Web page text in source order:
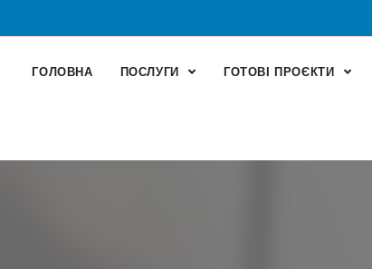
ГОЛОВНА ПОСЛУГИ ГОТОВІ ПРОЄКТИ